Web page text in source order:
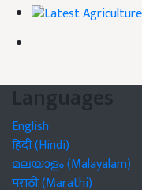
Languages
English
हिंदी (Hindi)
മലയാളം (Malayalam)
मराठी (Marathi)